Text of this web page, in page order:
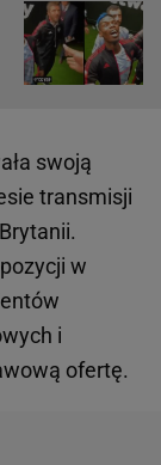
swoją
transmisji
w
i
ofertę.